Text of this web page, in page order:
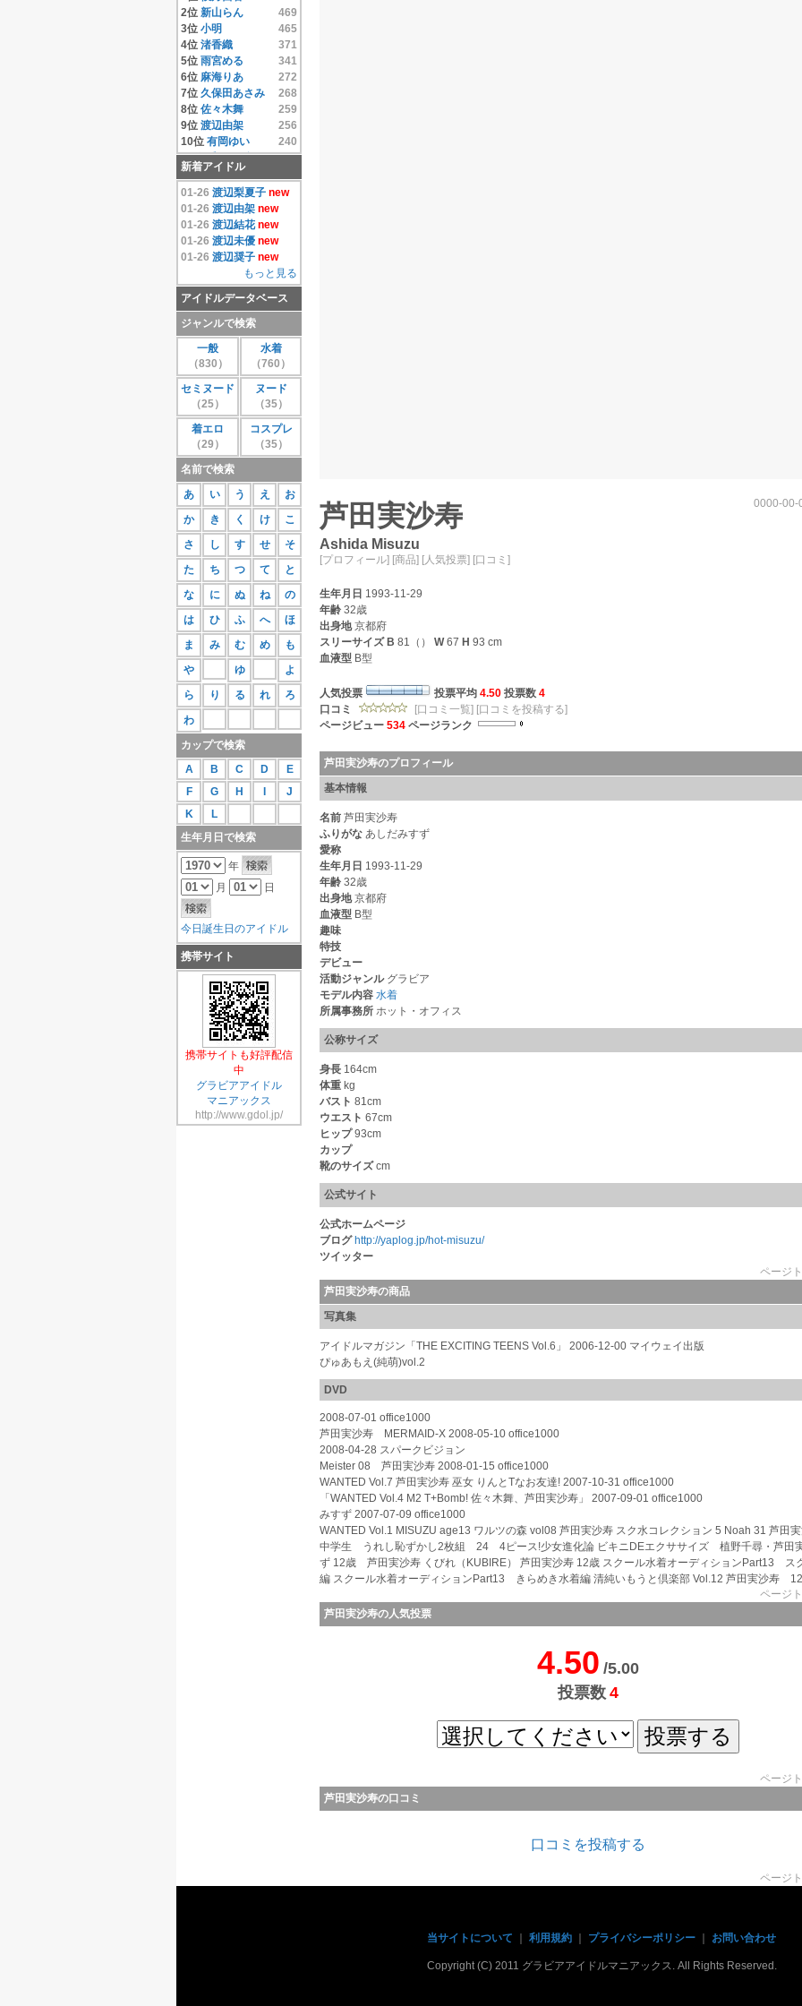
0000-00-
芦田実沙寿
Ashida Misuzu
[プロフィール] [商品] [人気投票] [口コミ]
生年月日 1993-11-29
年齢 32歳
出身地京都府
スリーサイズ B 81（） W67 H 93 cm
血液型 B型
人気投票 投票平均 4.50 投票数 4
口コミ
[口コミ一覧] [口コミを投稿する]
ページビュー 534 ページランク
芦田実沙寿のプロフィール
基本情報
名前 芦田実沙寿
ふりがな あしだみすず
愛称
生年月日 1993-11-29
年齢 32歳
出身地京都府
血液型 B型
趣味
特技
デビュー
活動ジャンルグラビア
モデル内容 水着
所属事務所 ホット・オフィス
公称サイズ
身長 164cm
体重 kg
バスト 81cm
ウエスト 67cm
ヒップ93cm
カップ
靴のサイズcm
公式サイト
公式ホームページ
ブログ http://yaplog.jp/hot-misuzu/
ツイッター
ページ
芦田実沙寿の商品
写真集
アイドルマガジン「THE EXCITING TEENS Vol.6」 2006-12-00 マイウェイ出版
ぴゅあもえ(純萌)vol.2
DVD
2008-07-01 office1000
芦田実沙寿 MERMAID-X 2008-05-10 office1000
2008-04-28 スパークビジョン
Meister 08 芦田実沙寿 2008-01-15 office1000
WANTED Vol.7 芦田実沙寿 巫女 りんとTなお友達! 2007-10-31 office1000
「WANTED Vol.4 M2 T+Bomb! 佐々木舞、芦田実沙寿」 2007-09-01 office1000
みすず 2007-07-09 office1000
WANTED Vol.1 MISUZU age13 ワルツの森 vol08 芦田実沙寿 スク水コレクション 5 Noah 31 芦田
中学生 うれし恥ずかし2枚組 24 4ピース!少女進化論 ビキニDEエクササイズ 植野千尋・芦田
ず 12歳 芦田実沙寿 くびれ（KUBIRE） 芦田実沙寿 12歳 スクール水着オーディションPart13 ス
編 スクール水着オーディションPart13 きらめき水着編 清純いもうと倶楽部 Vol.12 芦田実沙寿
ページ
芦田実沙寿の人気投票
4.50 /5.00
投票数 4
ページ
芦田実沙寿の口コミ
口コミを投稿する
ページ
14位相澤仁美
4.33
15位相沢まき
4.33
16位逢沢りな
4.33
17位相原みぃ
4.33
18位相原美咲
4.33
19位秋元結衣
4.33
20位雨宮める
4.33
21位有岡ゆい
4.33
22位 安藤遥
4.33
23位いいむれまさき
24位生田善子
4.33
25位入矢麻衣
4.33
26位鵜飼りえ
4.33
27位蛯原天
4.33
28位和葉みれい
4.33
栗原みさ
4.33
30位末永みゆ
4.33
もっと見る
2位 新山らん
469
3位 小明
465
4位 渚香織
371
5位 雨宮める
341
6位 麻海りあ
272
7位 久保田あさみ
268
8位 佐々木舞
259
9位 渡辺由架
256
10位 有岡ゆい
240
11位千原こずえ
237
12位 尾崎ナナ
13位片瀬桃
220
14位水樹たま
214
15位遠藤あやの
208
16位麻倉みな
171
17位上原真央
155
島本里沙
152
19位團遥香
147
20位安西かな
131
21位 芦田実沙寿
22位鮎川穂乃果
126
23位手束真知子
124
24位伊達あい
123
25位大崎由希
115
26位鈴木あきえ
115
27位蒼井さや
111
28位紗那
109
29位相原美咲
107
30位桜庭あつこ
もっと見る
新着アイドル
01-26 渡辺梨夏子 new
01-26 渡辺由架 new
01-26 渡辺結花 new
01-26 渡辺未優 new
01-26 渡辺奨子 new
もっと見る
アイドルデータベース
ジャンルで検索
一般
（830）
水着
（760）
セミヌード
（25）
ヌード
（35）
着エロ
（29）
コスプレ
（35）
名前で検索
あ
い う え
お
か
き く け
こ
さ
し す せ
そ
た
ち つ て
と
な
に ぬ ね
の
は
ひ ふ へ
ほ
ま
み む め
も
や
ゆ
よ
ら
り る れ
ろ
わ
カップで検索
A
B C D
E
F
G H
J
K
L
生年月日で検索
年
月
日
今日誕生日のアイドル
携帯サイト
携帯サイトも好評配信
中
グラビアアイドル
マニアックス
http://www.gdol.jp/
当サイトについて 利用規約 プライバシーポリシー お問い合わせ
Copyright (C) 2011 グラビアアイドルマニアックス. All Rights Reserved.